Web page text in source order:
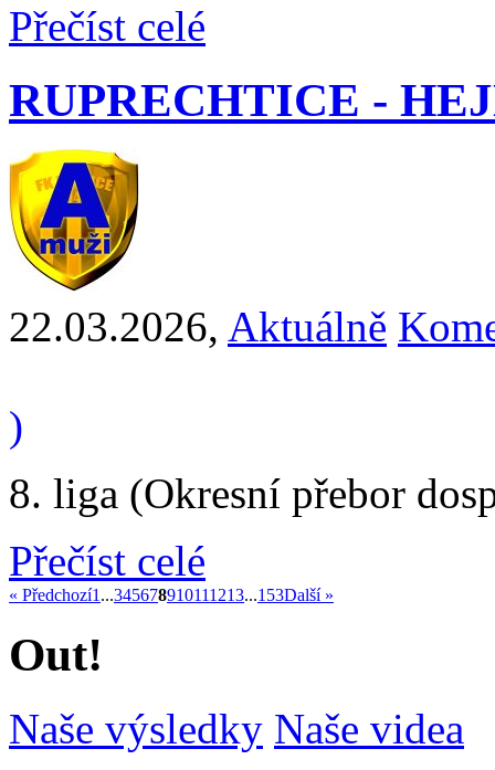
Přečíst celé
RUPRECHTICE -
22.03.2026, Aktuálně
)
8. liga (Okresní přebor
Přečíst celé
« Předchozí1 ...345678910111213...153Další »
Out!
Naše výsledky Naše videa